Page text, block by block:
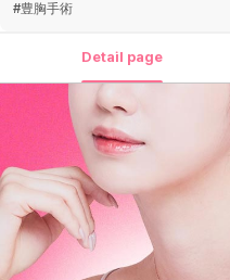
#豊胸手術
Detail page